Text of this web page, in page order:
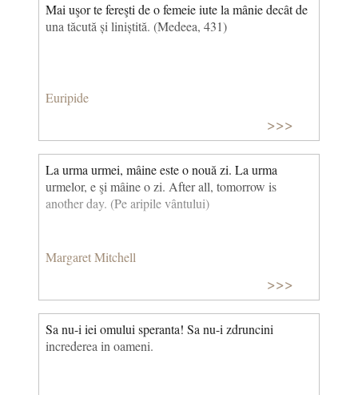
Mai uşor te fereşti de o femeie iute la mânie decât de
una tăcută și liniștită. (Medeea, 431)
Euripide
>>>
La urma urmei, mâine este o nouă zi. La urma
urmelor, e şi mâine o zi. After all, tomorrow is
another day. (Pe aripile vântului)
Margaret Mitchell
>>>
Sa nu-i iei omului speranta! Sa nu-i zdruncini
increderea in oameni.